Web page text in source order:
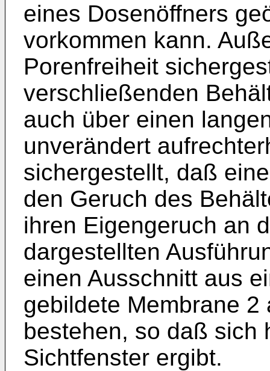
eines Dosenöffners
vorkommen kann.
Porenfreiheit
verschließenden
auch über einen
unverändert
sichergestellt, daß
den Geruch des
ihren Eigengeruch an
dargestellten
einen Ausschnitt aus
gebildete Membrane
bestehen, so daß sich
Sichtfenster ergibt.